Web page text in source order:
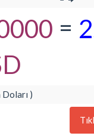
=
Doları )